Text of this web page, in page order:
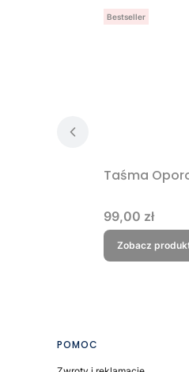
Bestseller
Taśma
Cena
99,00 zł
Zobacz
Linki w stopce
POMOC